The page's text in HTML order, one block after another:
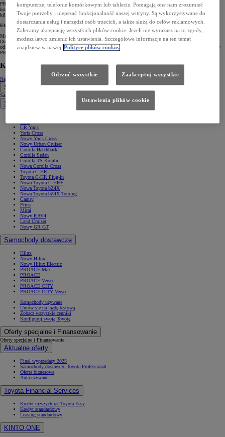
PROACE Electric – jak i wszystkie pozostałe auta z linii Toyota Professional – przechodzi drobiazgową
kontrolę jakości jeszcze w fabryce. Co więcej, marka obejmuje auta 3-letnią gwarancją E-PRO bez limitu
kilometrów, z dodatkową gwarancją na ładowarki oraz pomocą w razie rozładowania baterii.
Elektryki z linii Toyota Professional
Marka Toyota Professional oferuje kompletną gamę samochodów dostawczych z napędem elektrycznym.
Dobrze znane i sprawdzone modele PROACE CITY Electric oraz PROACE Electric w 2024 roku zostały
odświeżone, zyskując nowy wygląd i ulepszone technologie. Ostatnio do oferty dołączył także zupełnie nowy
PROACE MAX, który uzupełnił ofertę w największym segmencie aut dostawczych.
Kontakt
Napisz do nas
Samochody
Samochody
Samochody osobowe
GR Yaris
Yaris Cross
Nowy Yaris Cross
Nowy Urban Cruiser
Corolla Hatchback
Corolla Sedan
Corolla TS Kombi
Nowa Corolla Cross
Toyota C-HR
Toyota C-HR Plug-in
Nowa Toyota C-HR+
Nowa Toyota bZ4X
Nowa Toyota bZ4X Touring
Camry
Prius
Mirai
Nowy RAV4
Land Cruiser
Nowy GR GT
Samochody dostawcze
Hilux
Nowy Hilux
Nowy Hilux Electric
PROACE Max
PROACE
PROACE Verso
PROACE CITY
PROACE CITY Verso
Samochody używane
Umów się na jazdę testową
Zobacz wszystkie cenniki
Konfiguruj swoją Toyotę
Oferty specjalne i Finansowanie
Oferty specjalne i Finansowanie
Aktualne oferty
Finał wyprzedaży 2025
Samochody dostawcze Toyota Professional
Oferta biznesowa
Auta używane
Toyota Financial Services
Kredyt niższych rat Toyota Easy
Kredyt standardowy
Leasing standardowy
KINTO ONE
komputerze, telefonie komórkowym lub tablecie. Pomagają one nam zrozumieć
Twoje potrzeby i ulepszać funkcjonalność naszej witryny. Są wykorzystywane do
dostarczania usług i narzędzi osób trzecich, a także służą do celów reklamowych.
Zalecamy akceptację wszystkich plików cookie. Jeżeli nie wyrażasz na to zgody,
możesz łatwo zmienić ich ustawienia. Szczegółowe informacje na ten temat
znajdziesz w naszej Polityce plików cookie.
Odrzuć wszystkie Zaakceptuj wszystkie
Ustawienia plików cookie